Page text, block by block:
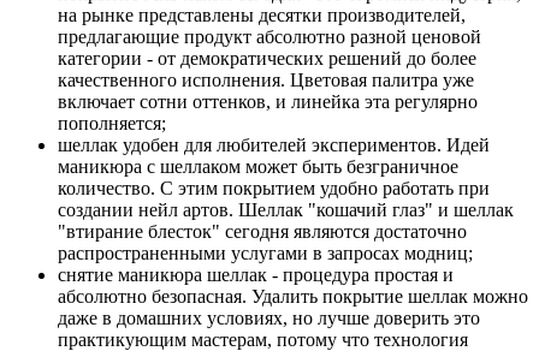
на рынке представлены десятки производителей,
предлагающие продукт абсолютно разной ценовой
категории - от демократических решений до более
качественного исполнения. Цветовая палитра уже
включает сотни оттенков, и линейка эта регулярно
пополняется;
шеллак удобен для любителей экспериментов. Идей
маникюра с шеллаком может быть безграничное
количество. С этим покрытием удобно работать при
создании нейл артов. Шеллак "кошачий глаз" и шеллак
"втирание блесток" сегодня являются достаточно
распространенными услугами в запросах модниц;
снятие маникюра шеллак - процедура простая и
абсолютно безопасная. Удалить покрытие шеллак можно
даже в домашних условиях, но лучше доверить это
практикующим мастерам, потому что технология